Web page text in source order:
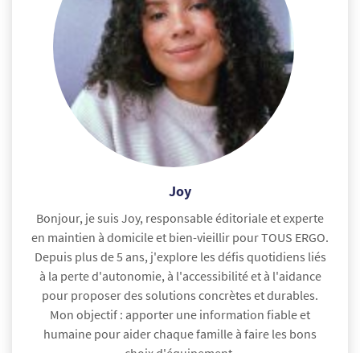
Joy
Bonjour, je suis Joy, responsable éditoriale et experte
en maintien à domicile et bien-vieillir pour TOUS ERGO.
Depuis plus de 5 ans, j'explore les défis quotidiens liés
à la perte d'autonomie, à l'accessibilité et à l'aidance
pour proposer des solutions concrètes et durables.
Mon objectif : apporter une information fiable et
humaine pour aider chaque famille à faire les bons